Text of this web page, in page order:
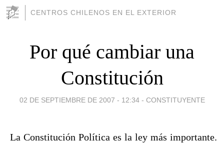
CENTROS CHILENOS EN EL EXTERIOR
Por qué cambiar una
Constitución
02 DE SEPTIEMBRE DE 2007 - 12:34 - CONSTITUYENTE
La Constitución Política es la ley más importante.